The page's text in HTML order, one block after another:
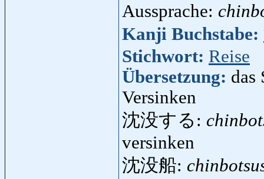
Aussprache:
Kanji Buchstabe:
Stichwort: Reise
Übersetzung: das
Versinken
沈没する:
versinken
沈没船: